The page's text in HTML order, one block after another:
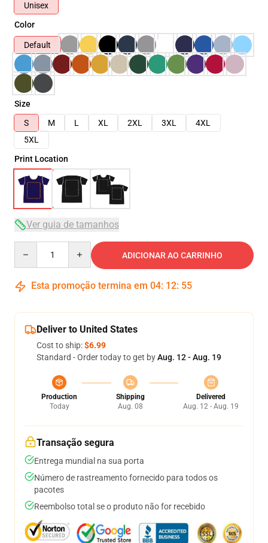
Unisex
Color
Default
Size
S
M L XL 2XL 3XL
4XL
5XL
Print Location
Ver guia de tamanhos
ADICIONAR AO CARRINHO
Esta promoção termina em 04: 12: 54
Deliver to United States
Cost to ship:$6.99
Standard - Order today to get byAug. 12 - Aug. 19
Production
Today
Shipping
Aug. 08
Delivered
Aug. 12 - Aug. 19
Transação segura
Entrega mundial na sua porta
Número de rastreamento fornecido para todos os
pacotes
Reembolso total se o produto não for recebido